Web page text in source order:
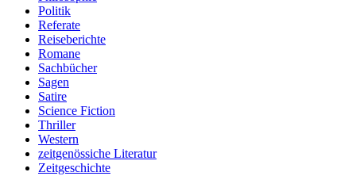
Politik
Referate
Reiseberichte
Romane
Sachbücher
Sagen
Satire
Science Fiction
Thriller
Western
zeitgenössiche Literatur
Zeitgeschichte